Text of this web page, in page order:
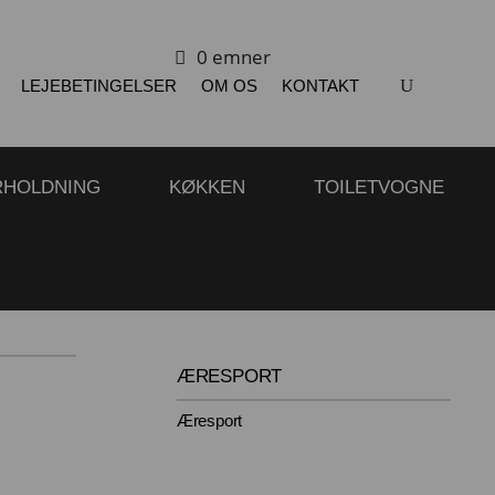
0 emner
LEJEBETINGELSER OM OS KONTAKT
KØKKEN TOILETVOGNE
ÆRESPORT
Æresport